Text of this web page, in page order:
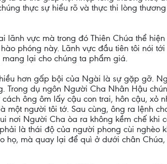
thực sự hiểu rõ và thực thi lòng
lãnh vực mà trong đó Thiên Chúa thể
phóng này. Lãnh vực đầu tiên tôi nói
lại cho chúng ta phẩm giá.
hơn gấp bội của Ngài là sự gặp gỡ.
Trong dụ ngôn Người Cha Nhân Hậu
ông ôm lấy cậu con trai, hôn cậu, xỏ
người tôi tớ. Sau cùng, ông ra lệnh
nơi Người Cha òa ra không kềm chế khi
là thái độ của người phong cùi nghèo
họ, mà quay lại để quì ở dưới chân Chúa,